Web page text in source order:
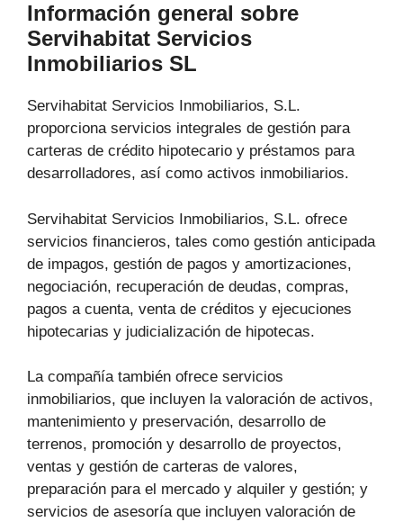
Información general sobre
Servihabitat Servicios
Inmobiliarios SL
Servihabitat Servicios Inmobiliarios, S.L.
proporciona servicios integrales de gestión para
carteras de crédito hipotecario y préstamos para
desarrolladores, así como activos inmobiliarios.
Servihabitat Servicios Inmobiliarios, S.L. ofrece
servicios financieros, tales como gestión anticipada
de impagos, gestión de pagos y amortizaciones,
negociación, recuperación de deudas, compras,
pagos a cuenta, venta de créditos y ejecuciones
hipotecarias y judicialización de hipotecas.
La compañía también ofrece servicios
inmobiliarios, que incluyen la valoración de activos,
mantenimiento y preservación, desarrollo de
terrenos, promoción y desarrollo de proyectos,
ventas y gestión de carteras de valores,
preparación para el mercado y alquiler y gestión; y
servicios de asesoría que incluyen valoración de